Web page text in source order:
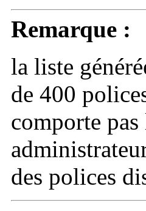
Remarque :
la liste
de 400
comporte
des polices